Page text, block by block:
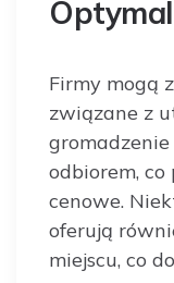
Firmy mogą
związane z
odbiorem,
cenowe.
oferują
miejscu, co